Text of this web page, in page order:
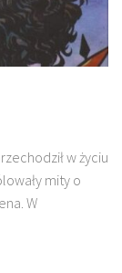
w życiu
mity o
W